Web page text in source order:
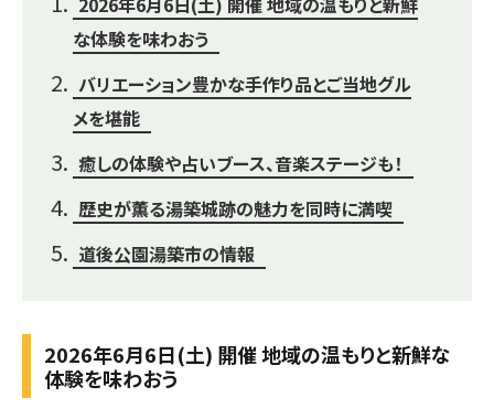
な体験を味わおう
バリエーション豊かな手作り品とご当地グル
メを堪能
癒しの体験や占いブース、音楽ステージも！
歴史が薫る湯築城跡の魅力を同時に満喫
道後公園湯築市の情報
2026年6月6日(土) 開催 地域の温もりと新鮮な
体験を味わおう